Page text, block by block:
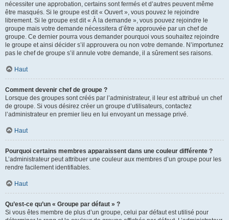
nécessiter une approbation, certains sont fermés et d’autres peuvent même
être masqués. Si le groupe est dit « Ouvert », vous pouvez le rejoindre
librement. Si le groupe est dit « À la demande », vous pouvez rejoindre le
groupe mais votre demande nécessitera d’être approuvée par un chef de
groupe. Ce dernier pourra vous demander pourquoi vous souhaitez rejoindre
le groupe et ainsi décider s’il approuvera ou non votre demande. N’importunez
pas le chef de groupe s’il annule votre demande, il a sûrement ses raisons.
Haut
Comment devenir chef de groupe ?
Lorsque des groupes sont créés par l’administrateur, il leur est attribué un chef
de groupe. Si vous désirez créer un groupe d’utilisateurs, contactez
l’administrateur en premier lieu en lui envoyant un message privé.
Haut
Pourquoi certains membres apparaissent dans une couleur différente ?
L’administrateur peut attribuer une couleur aux membres d’un groupe pour les
rendre facilement identifiables.
Haut
Qu’est-ce qu’un « Groupe par défaut » ?
Si vous êtes membre de plus d’un groupe, celui par défaut est utilisé pour